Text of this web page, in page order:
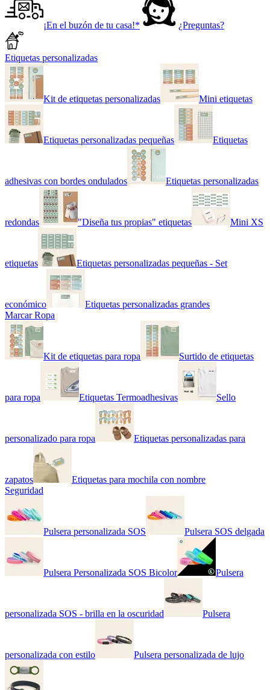
¡En el buzón de tu casa!* ¿Preguntas?
Etiquetas personalizadas
Kit de etiquetas personalizadas Mini etiquetas
Etiquetas personalizadas pequeñas Etiquetas
adhesivas con bordes ondulados Etiquetas personalizadas
redondas "Diseña tus propias" etiquetas Mini XS
etiquetas Etiquetas personalizadas pequeñas - Set
económico
Etiquetas personalizadas grandes
Marcar Ropa
Kit de etiquetas para ropa Surtido de etiquetas
para ropa Etiquetas Termoadhesivas Sello
personalizado para ropa Etiquetas personalizadas para
zapatos
Etiquetas para mochila con nombre
Seguridad
Pulsera personalizada SOS Pulsera SOS delgada
Pulsera Personalizada SOS Bicolor Pulsera
personalizada SOS - brilla en la oscuridad Pulsera
personalizada con estilo Pulsera personalizada de lujo